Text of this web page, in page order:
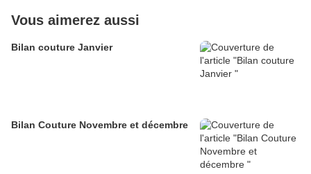
Vous aimerez aussi
Bilan couture Janvier
Bilan Couture Novembre et décembre